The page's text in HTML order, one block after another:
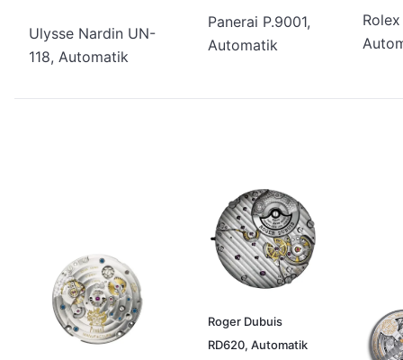
Ulysse Nardin UN-
118, Automatik
Panerai P.9001,
Automatik
Roger Dubuis
RD620, Automatik